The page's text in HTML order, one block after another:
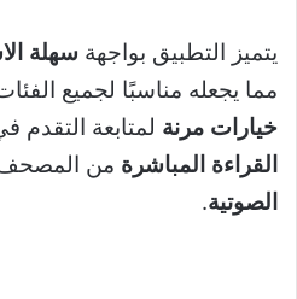
يتميز التطبيق بواجهة سهلة
مما يجعله مناسبًا لجميع
خيارات مرنة لمتابعة التقدم
القراءة المباشرة من المصحف
الصوتية.